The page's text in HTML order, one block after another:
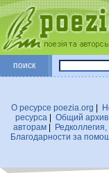
поиск
О ресурсе poezia.org
ресурса
Общий архив
авторам|
Благодарности за